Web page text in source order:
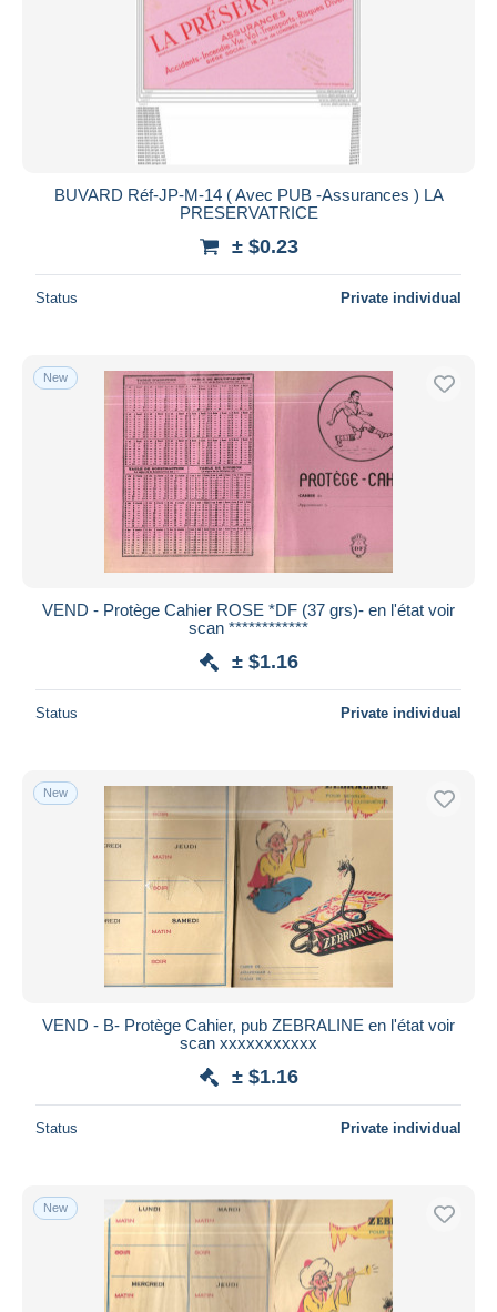
BUVARD Réf-JP-M-14 ( Avec PUB -Assurances ) LA
PRESERVATRICE
± $0.23
Status Private individual
New
VEND - Protège Cahier ROSE *DF (37 grs)- en l'état voir
scan ************
± $1.16
Status Private individual
New
VEND - B- Protège Cahier, pub ZEBRALINE en l'état voir
scan xxxxxxxxxxx
± $1.16
Status Private individual
New